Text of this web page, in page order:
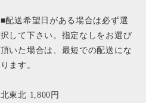
■配送希望日がある場合は必ず選
択して下さい。指定なしをお選び
頂いた場合は、最短での配送にな
ります。
北東北 1,800円